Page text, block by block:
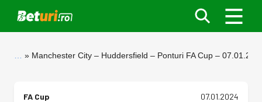
Manchester City – Huddersfield – Ponturi FA Cup –
FA Cup 07.01.2024